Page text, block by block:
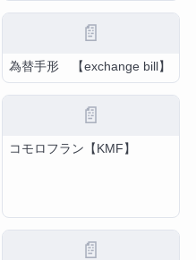
📄
為替手形 【exchange bill】
📄
コモロフラン【KMF】
📄